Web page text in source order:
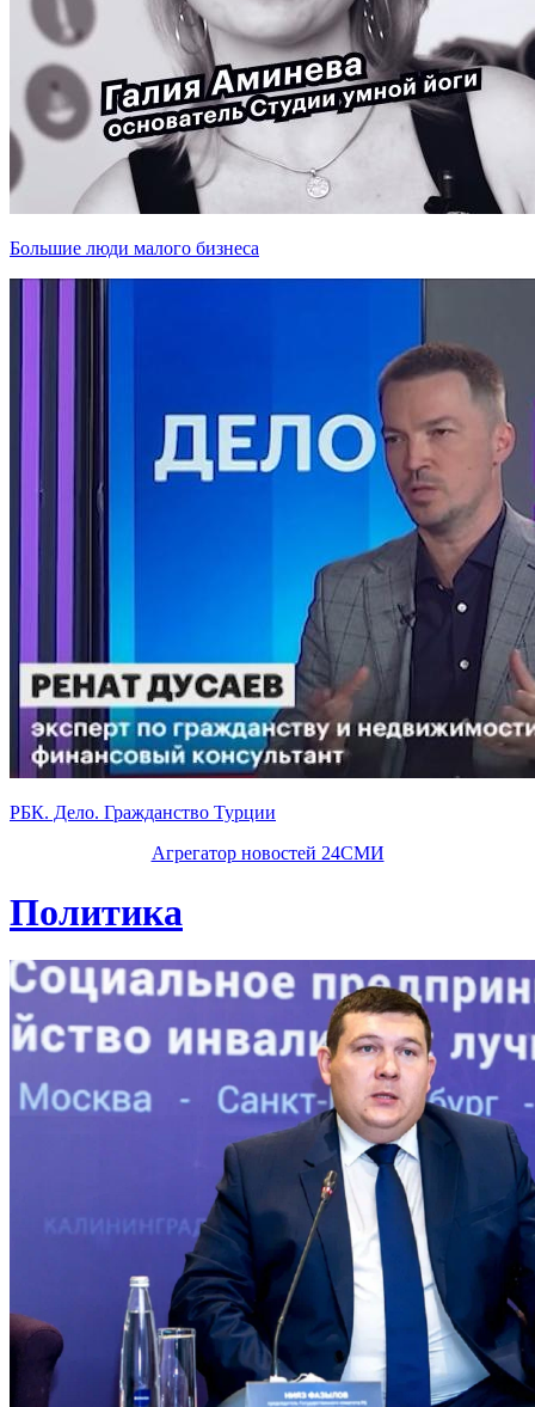
Большие люди малого бизнеса
РБК. Дело. Гражданство Турции
Агрегатор новостей 24СМИ
Политика